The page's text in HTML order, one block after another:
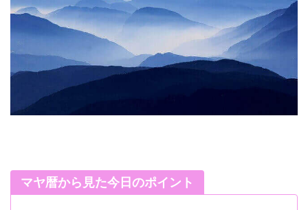
マヤ暦から見た今日のポイント